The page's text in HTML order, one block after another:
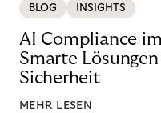
BLOG INSIGHTS
AI Compliance
Smarte
Sicherheit
MEHR LESEN